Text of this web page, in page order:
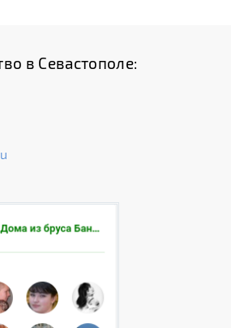
в Севастополе: